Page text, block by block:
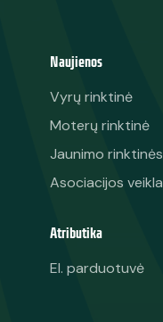
Naujienos
Vyrų rinktinė
Moterų rinktinė
Jaunimo rinktinės
Asociacijos veikla
Atributika
El. parduotuvė